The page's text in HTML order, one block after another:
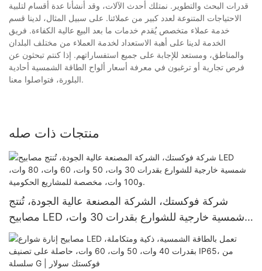
قدرات البحث والتطوير. نمتلك أحدث الآلات، وقد أنشأنا عدة أقسام لتلبية
الاحتياجات المتنوعة لعدد كبير من عملائنا. على سبيل المثال، لدينا قسم
خدمة عملاء متخصص يُقدم خدمات ما بعد البيع عالية الكفاءة. فريق
الخدمة لدينا على أهبة الاستعداد لخدمة العملاء من مختلف البلدان
والمناطق، ومستعد للإجابة على جميع استفساراتهم. إذا كنتم تبحثون عن
فرص تجارية أو ترغبون في معرفة أسعار ألواح الطاقة الشمسية أحادية
البلورة، فتواصلوا معنا.
منتجات ذات صله
شركة فوكستك، الشركة المصنعة عالية الجودة، تُنتج
مصابيح LED شمسية خارجية للشوارع بقدرات 30 وات،
50 وات، 60 وات، 80 وات، و100 وات، مخصصة
للمشاريع الحكومية.